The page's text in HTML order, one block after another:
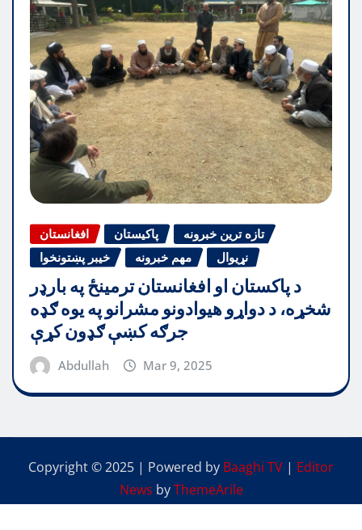
افغانستان پاکیستان
تازه ترین خبرونه
خیبر پښتونخوا
مهم خبرونه نړیوال
د پاکستان او افغانستان ترمینځ په بارډر
شخړه، د دواړو هیوادونو مشرانو په یوه ګډه
جرګه کښې ګډون کړې
Abdullah Mar 9, 2025
Copyright © 2025 | Powered by Baaghi TV | Editor
News byThemeArile